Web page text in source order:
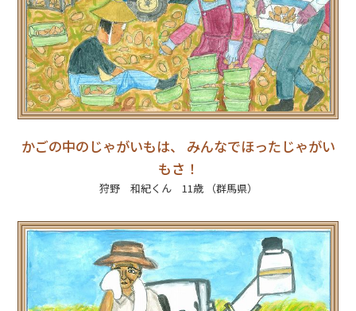
かごの中のじゃがいもは、 みんなでほったじゃがい
もさ！
狩野 和紀くん 11歳 （群馬県）